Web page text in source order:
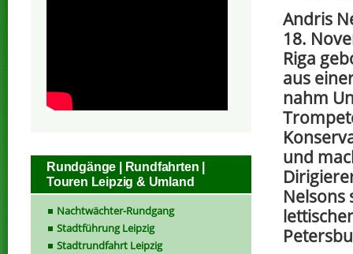
Andris
18.
Riga
aus
nahm
und
Nelsons
Rundgänge | Rundfahrten |
Touren Leipzig & Umland
Nachtwächter-Rundgang
Stadtführung Leipzig
Stadtrundfahrt Leipzig